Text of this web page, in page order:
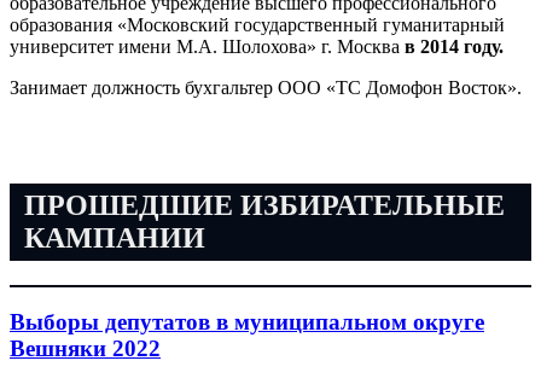
образования «Московский государственный гуманитарный
университет имени М.А. Шолохова» г. Москва в 2014 году.
Занимает должность бухгальтер ООО «ТС Домофон Восток».
ПРОШЕДШИЕ ИЗБИРАТЕЛЬНЫЕ
КАМПАНИИ
Выборы депутатов в муниципальном округе
Вешняки 2022